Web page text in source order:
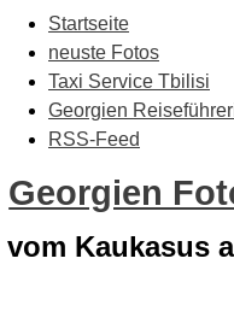
Startseite
neuste Fotos
Taxi Service Tbilisi
Georgien
RSS-Feed
Georgien
vom Kaukasus